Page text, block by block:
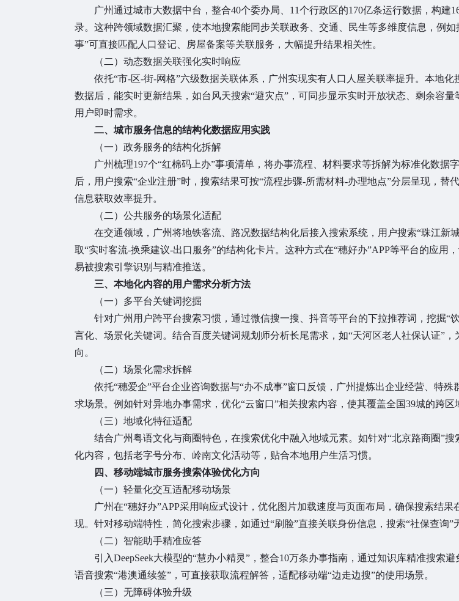
广州通过城市大数据中台，整合40个委办局、11个行政区的170亿条运行数据，构建
录。这种跨领域数据汇聚，使本地搜索能同步关联政务、交通、民生等多维度信息，例如
事”可直接匹配人口登记、房屋备案等关联服务，大幅提升结果相关性。
（二）动态数据关联强化实时响应
依托“市-区-街-网格”六级数据关联体系，广州实现实有人口人屋关联率提升。本地化
数据后，能实时更新结果，如台风天搜索“避灾点”，可同步显示实时开放状态、剩余容量
用户即时需求。
二、城市服务信息的结构化数据应用实践
（一）政务服务的结构化拆解
广州梳理197个“红棉码上办”事项清单，将办事流程、材料要求等拆解为标准化数据
后，用户搜索“企业注册”时，搜索结果可按“流程步骤-所需材料-办理地点”分层呈现，替
信息获取效率提升。
（二）公共服务的场景化适配
在交通领域，广州将地铁客流、路况数据结构化后接入搜索系统，用户搜索“珠江新
取“实时客流-换乘建议-出口服务”的结构化卡片。这种方式在“穗好办”APP等平台的应用
易被搜索引擎识别与精准推送。
三、本地化内容的用户需求分析方法
（一）多平台关键词挖掘
针对广州用户跨平台搜索习惯，通过微信搜一搜、抖音等平台的下拉推荐词，挖掘“
言化、场景化关键词。结合百度关键词规划师分析长尾需求，如“天河区老人社保认证”，
向。
（二）场景化需求拆解
依托“穗爱企”平台企业咨询数据与“办不成事”窗口反馈，广州提炼出企业经营、特殊
求场景。例如针对异地办事需求，优化“云窗口”相关搜索内容，使其覆盖全国39城的跨区
（三）地域化特征适配
结合广州粤语文化与商圈特色，在搜索优化中融入地域元素。如针对“北京路商圈”搜
化内容，包括老字号分布、岭南文化活动等，贴合本地用户生活习惯。
四、移动端城市服务搜索体验优化方向
（一）轻量化交互适配移动场景
广州在“穗好办”APP采用响应式设计，优化图片加载速度与页面布局，确保搜索结果
现。针对移动端特性，简化搜索步骤，如通过“刷脸”直接关联身份信息，搜索“社保查询”
（二）智能助手精准应答
引入DeepSeek大模型的“慧办小精灵”，整合10万条办事指南，通过知识库精准搜索避
语音搜索“港澳通续签”，可直接获取流程解答，适配移动端“边走边搜”的使用场景。
（三）无障碍体验升级